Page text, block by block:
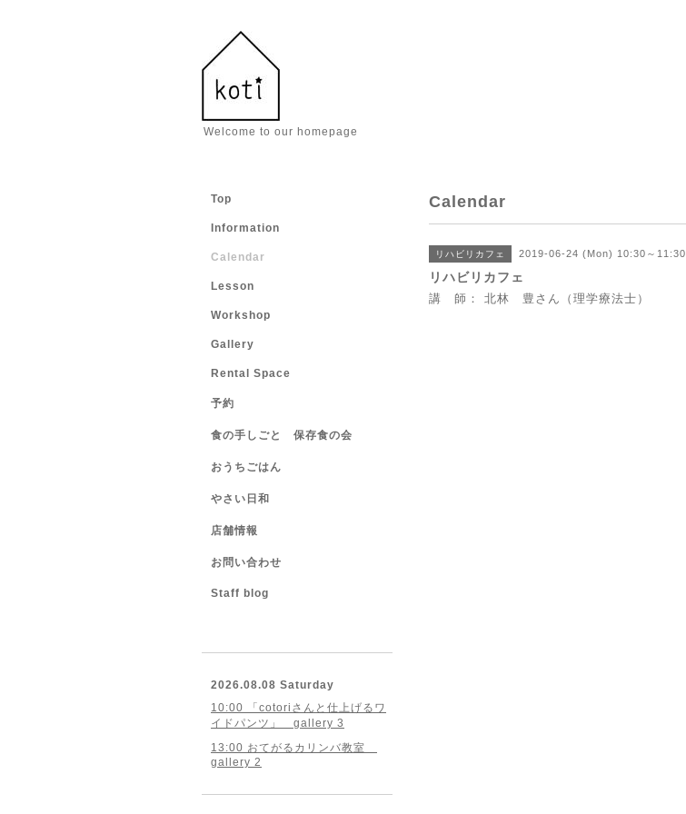
Welcome to our homepage
Calendar
リハビリカフェ 2019-06-24 (Mon) 10:30～11:30
リハビリカフェ
講 師： 北林 豊さん（理学療法士）
Top
Information
Calendar
Lesson
Workshop
Gallery
Rental Space
予約
食の手しごと 保存食の会
おうちごはん
やさい日和
店舗情報
お問い合わせ
Staff blog
2026.08.08 Saturday
10:00 「cotoriさんと仕上げるワ
イドパンツ」 gallery 3
13:00 おてがるカリンバ教室
gallery 2